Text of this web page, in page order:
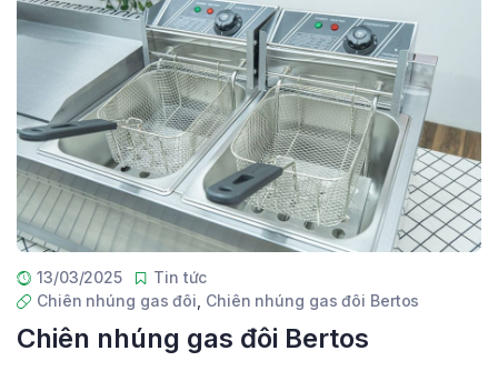
13/03/2025
Tin tức
Chiên nhúng gas đôi Chiên nhúng gas đôi Bertos
Chiên nhúng gas đôi Bertos